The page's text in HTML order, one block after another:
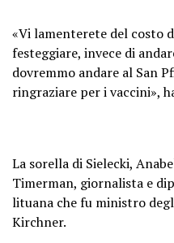
«Vi lamenterete del costo
festeggiare, invece di
dovremmo andare al San
ringraziare per i vaccini»,
La sorella di Sielecki,
Timerman, giornalista e
lituana che fu ministro
Kirchner.